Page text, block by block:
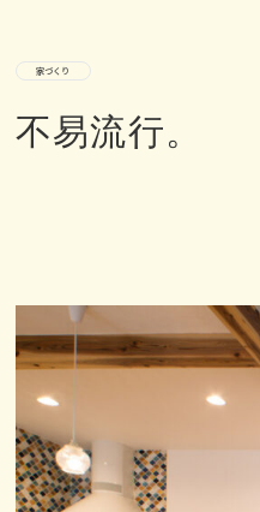
家づくり
不易流行。
会社案
お問い合わせ